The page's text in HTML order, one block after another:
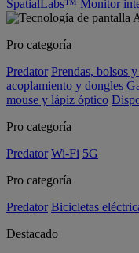
SpatialLabs™ Monitor
Pro categoría
Predator Prendas, bolsos
acoplamiento y dongles
mouse y lápiz óptico
Pro categoría
Predator Wi-Fi 5G
Pro categoría
Predator Bicicletas
Destacado